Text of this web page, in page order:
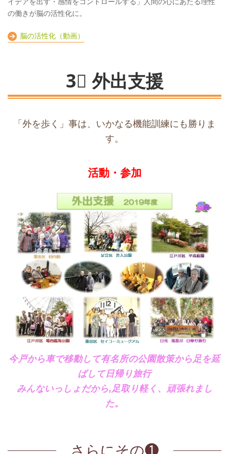
の働きが脳の活性化に。
脳の活性化（動画）
3⃣ 外出支援
「外を歩く」事は、いかなる機能訓練にも勝りま
す。
活動・参加
今戸から車で移動して有名所の公園散策から足を延
ばして日帰り旅行
みんないっしょだから,足取り軽く、頑張れまし
た。
さらにその❶